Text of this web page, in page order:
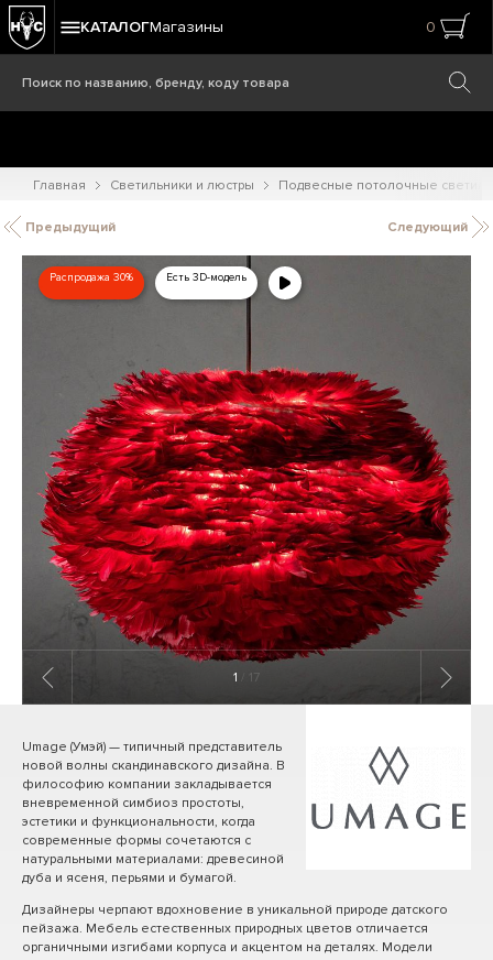
КАТАЛОГМагазины 0
Главная Светильники и люстры Подвесные потолочные
Предыдущий Следующий
Распродажа 30% Есть 3D-модель
1 / 17
Umage (Умэй) — типичный представитель
новой волны скандинавского дизайна. В
философию компании закладывается
вневременной симбиоз простоты,
эстетики и функциональности, когда
современные формы сочетаются с
натуральными материалами: древесиной
дуба и ясеня, перьями и бумагой.
Дизайнеры черпают вдохновение в уникальной природе датского
пейзажа. Мебель естественных природных цветов отличается
органичными изгибами корпуса и акцентом на деталях. Модели